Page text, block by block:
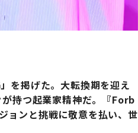
を掲げた。大転換期を迎え
持つ起業家精神だ。『Forb
ョンと挑戦に敬意を払い、世